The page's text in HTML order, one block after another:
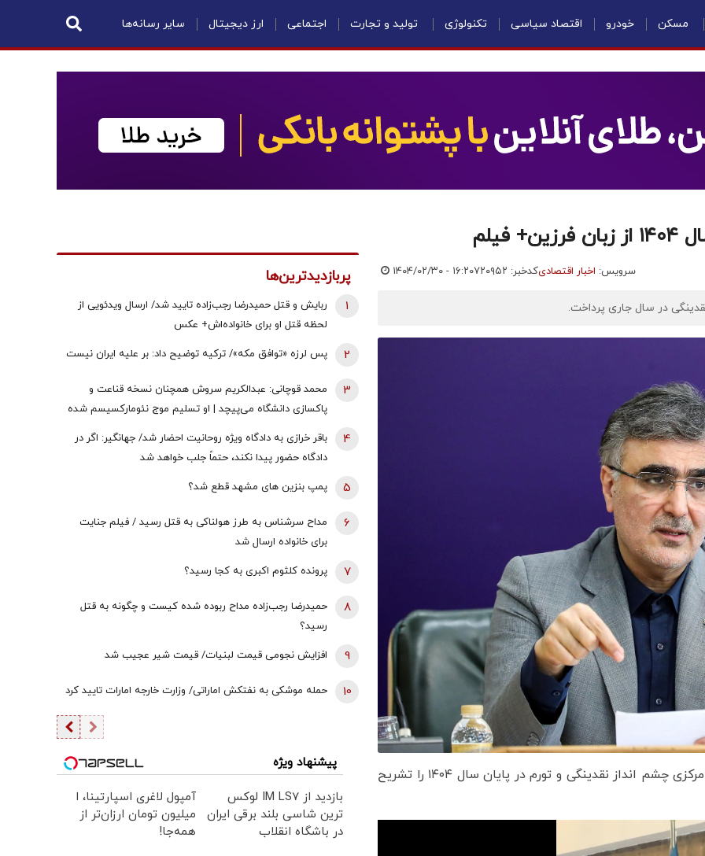
مسکن خودرو اقتصاد سیاسی تکنولوژی تولید و تجارت اجتماعی ارز دیجیتال سایر رسانه‌ها
سرویس: اخبار اقتصادیکدخبر: ۷۲۰۹۵۲ ۱۴۰۴/۰۲/۳۰ - ۱۶:۲۰
در سال جاری پرداخت.
به گزارش اقتصادنیوز، محمدرضا فرزین، رئیس کل بانک مرکزی چشم انداز نقدینگی و تورم در پایان سال ۱۴۰۴ را تشریح
پربازدیدترین‌ها
ربایش و قتل حمیدرضا رجب‌زاده تایید شد/ ارسال ویدئویی از
لحظه قتل او برای خانواده‌اش+ عکس
1
پس لرزه «توافق مکه»/ ترکیه توضیح داد: بر علیه ایران نیست 2
محمد قوچانی: عبدالکریم سروش همچنان نسخه قناعت و
پاکسازی دانشگاه می‌پیچد | او تسلیم موج نئومارکسیسم شده
است | سروش به زبان چپ سخن می‌گوید و نظام بازار آزاد
رقابتی را با برچسب کاپیتالیسم توضیح می‌دهد
3
باقر خرازی به دادگاه ویژه روحانیت احضار شد/ جهانگیر: اگر در
دادگاه حضور پیدا نکند، حتماً جلب خواهد شد
4
پمپ بنزین های مشهد قطع شد؟ 5
مداح سرشناس به طرز هولناکی به قتل رسید / فیلم جنایت
برای خانواده ارسال شد
6
پرونده کلثوم اکبری به کجا رسید؟ 7
حمیدرضا رجب‌زاده مداح ربوده شده کیست و چگونه به قتل
رسید؟
8
افزایش نجومی قیمت لبنیات/ قیمت شیر عجیب شد 9
حمله موشکی به نفتکش اماراتی/ وزارت خارجه امارات تایید کرد 10
پیشنهاد ویژه
بازدید از IM LS7 لوکس
ترین شاسی بلند برقی ایران
در باشگاه انقلاب
آمپول لاغری اسپارتینا، ا
میلیون تومان ارزان‌تر از
همه‌جا!